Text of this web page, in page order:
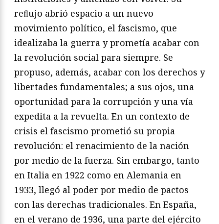
reﬂujo abrió espacio a un nuevo
movimiento político, el fascismo, que
idealizaba la guerra y prometía acabar con
la revolución social para siempre. Se
propuso, además, acabar con los derechos y
libertades fundamentales; a sus ojos, una
oportunidad para la corrupción y una vía
expedita a la revuelta. En un contexto de
crisis el fascismo prometió su propia
revolución: el renacimiento de la nación
por medio de la fuerza. Sin embargo, tanto
en Italia en 1922 como en Alemania en
1933, llegó al poder por medio de pactos
con las derechas tradicionales. En España,
en el verano de 1936, una parte del ejército